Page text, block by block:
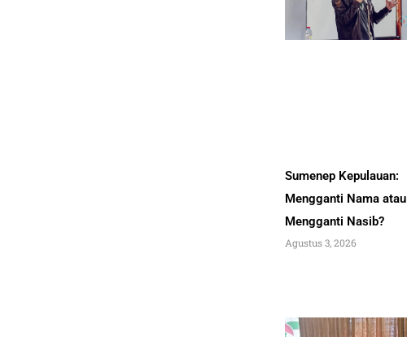
Sumenep Kepulauan:
Mengganti Nama atau
Mengganti Nasib?
Agustus 3, 2026